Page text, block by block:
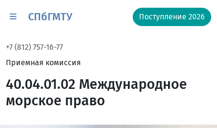
СПбГМТУ Поступление 2026
+7 (812) 757-16-77
Приемная комиссия
40.04.01.02 Международное
морское право